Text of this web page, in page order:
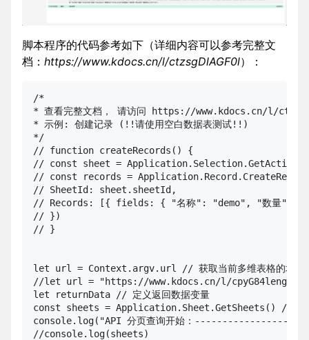
脚本程序的代码参考如下（详细内容可以参考完整文
档： https://www.kdocs.cn/l/ctzsgDlAGF0l）：
/*
* 查看完整文档， 请访问 https://www.kdocs.cn/l/
* 示例: 创建记录 (!!请使用空白数据表测试!!)
*/
// function createRecords() {
// const sheet =
// const records =
// SheetId: sheet.sheetId,
// Records: [{ fields: { "名称": "demo", "数量":
// })
// }
let url = Context.argv.url // 获取当前多维表格的地址
//let url = "https://www.kdocs.cn/l/
let returnData // 定义返回数据变量
const sheets = Application.Sheet.GetSheets() // 获取
console.log("API 分页查询开始：
//console.log(sheets)